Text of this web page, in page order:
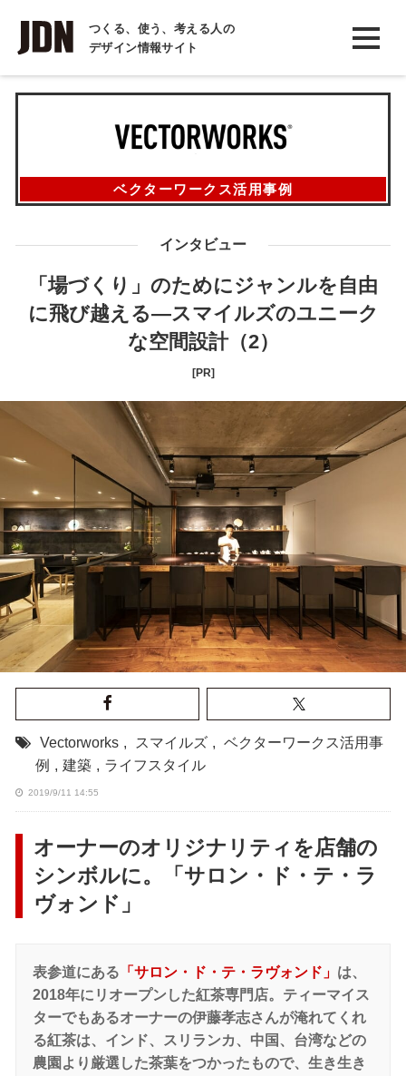
つくる、使う、考える人の
デザイン情報サイト
INTERVIEW
インタビュー
COLUMN
コラム
ベクターワークス活用事例
インタビュー
「場づくり」のためにジャンルを自由
に飛び越える―スマイルズのユニーク
な空間設計（2）
[PR]
Vectorworks , スマイルズ , ベクターワークス活用事
例 , 建築 , ライフスタイル
2019/9/11 14:55
オーナーのオリジナリティを店舗の
シンボルに。「サロン・ド・テ・ラ
ヴォンド」
表参道にある 「サロン・ド・テ・ラヴォンド」 は、
2018年にリオープンした紅茶専門店。ティーマイス
ターでもあるオーナーの伊藤孝志さんが淹れてくれ
る紅茶は、インド、スリランカ、中国、台湾などの
農園より厳選した茶葉をつかったもので、生き生き